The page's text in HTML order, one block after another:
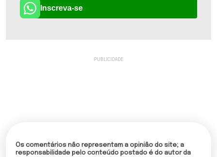
Inscreva-se
Os comentários não representam a opinião do site; a
responsabilidade pelo conteúdo postado é do autor da